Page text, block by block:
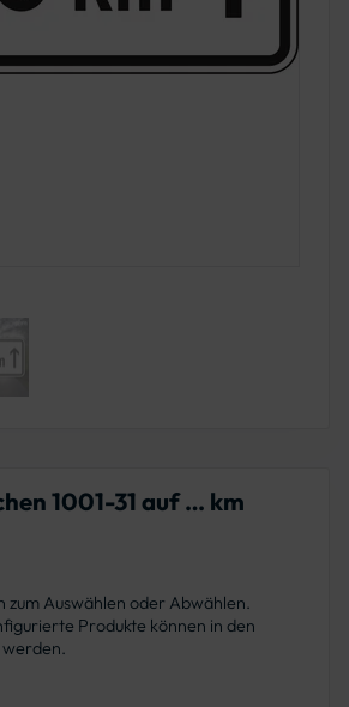
1001-31 auf … km
zum Auswählen oder Abwählen.
Produkte können in den